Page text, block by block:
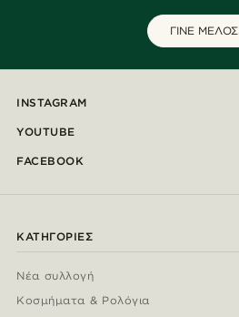
ΓΙΝΕ ΜΕΛΟΣ
INSTAGRAM
YOUTUBE
FACEBOOK
ΚΑΤΗΓΟΡΊΕΣ
Νέα συλλογή
Κοσμήματα & Ρολόγια